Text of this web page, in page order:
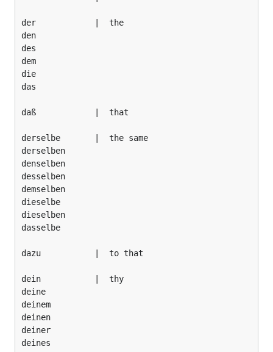
der            |  the
den
des
dem
die
das
daß            |  that
derselbe       |  the same
derselben
denselben
desselben
demselben
dieselbe
dieselben
dasselbe
dazu           |  to that
dein           |  thy
deine
deinem
deinen
deiner
deines